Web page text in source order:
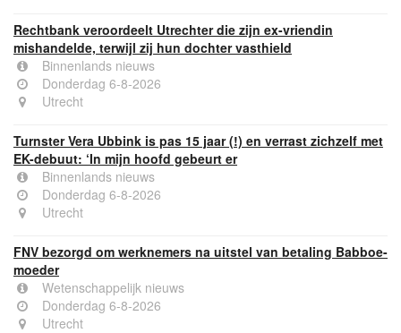
Rechtbank veroordeelt Utrechter die zijn ex-vriendin
mishandelde, terwijl zij hun dochter vasthield
Binnenlands nieuws
Donderdag 6-8-2026
Utrecht
Turnster Vera Ubbink is pas 15 jaar (!) en verrast zichzelf met
EK-debuut: ‘In mijn hoofd gebeurt er
Binnenlands nieuws
Donderdag 6-8-2026
Utrecht
FNV bezorgd om werknemers na uitstel van betaling Babboe-
moeder
Wetenschappelijk nieuws
Donderdag 6-8-2026
Utrecht